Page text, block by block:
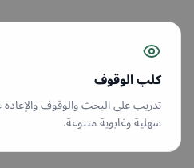
كلب الوقوف
تدريب على البحث والوقوف
سهلية وغابوية متنوعة.